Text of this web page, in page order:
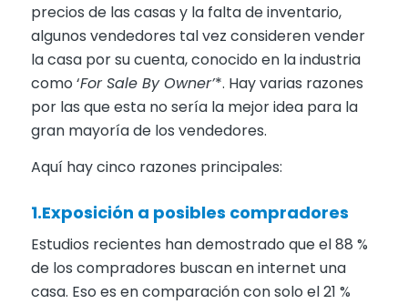
precios de las casas y la falta de inventario,
algunos vendedores tal vez consideren vender
la casa por su cuenta, conocido en la industria
como ‘For Sale By Owner’*. Hay varias razones
por las que esta no sería la mejor idea para la
gran mayoría de los vendedores.
Aquí hay cinco razones principales:
1.Exposición a posibles compradores
Estudios recientes han demostrado que el 88 %
de los compradores buscan en internet una
casa. Eso es en comparación con solo el 21 %